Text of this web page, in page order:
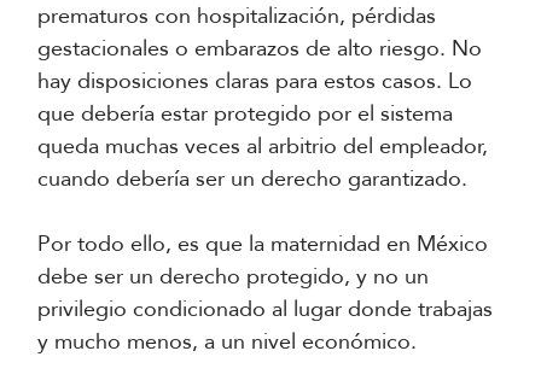
prematuros con hospitalización, pérdidas
gestacionales o embarazos de alto riesgo. No
hay disposiciones claras para estos casos. Lo
que debería estar protegido por el sistema
queda muchas veces al arbitrio del empleador,
cuando debería ser un derecho garantizado.
Por todo ello, es que la maternidad en México
debe ser un derecho protegido, y no un
privilegio condicionado al lugar donde trabajas
y mucho menos, a un nivel económico.